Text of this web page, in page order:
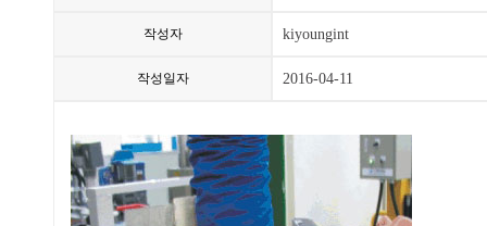
작성자 kiyoungint
작성일자 2016-04-11